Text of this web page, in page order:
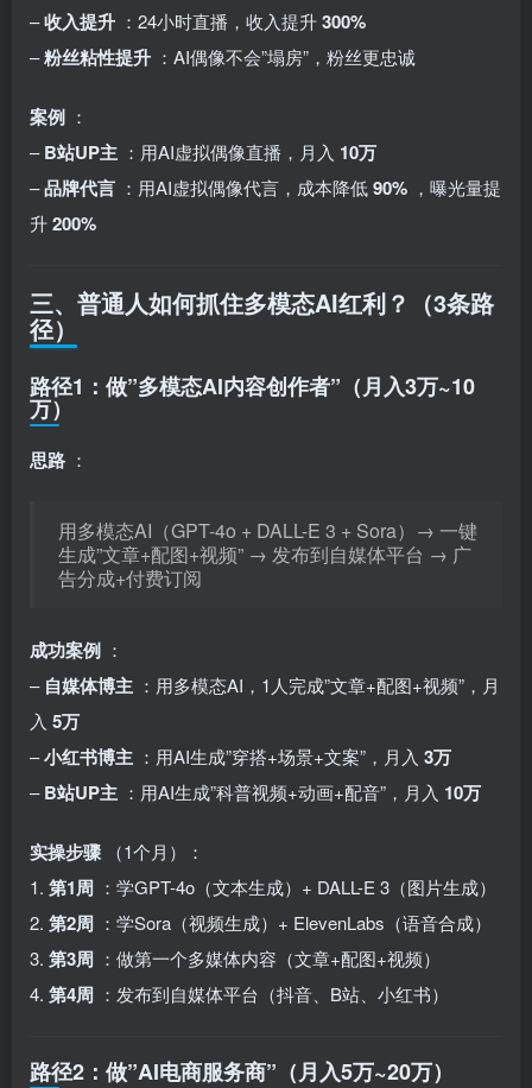
–收入提升 ：24小时直播，收入提升300%
–粉丝粘性提升 ：AI偶像不会”塌房”，粉丝更忠诚
案例 ：
–B站UP主 ：用AI虚拟偶像直播，月入 10万
–品牌代言 ：用AI虚拟偶像代言，成本降低90% ，曝光量提
升200%
三、普通人如何抓住多模态AI红利？（3条路
径）
路径1：做”多模态AI内容创作者”（月入3万~10
万）
思路 ：
用多模态AI（GPT-4o + DALL-E 3 + Sora）→ 一键
生成”文章+配图+视频” → 发布到自媒体平台 → 广
告分成+付费订阅
成功案例 ：
– 自媒体博主 ：用多模态AI，1人完成”文章+配图+视频”，月
入 5万
–小红书博主 ：用AI生成”穿搭+场景+文案”，月入 3万
–B站UP主 ：用AI生成”科普视频+动画+配音”，月入 10万
实操步骤
（1个月）：
1. 第1周 ：学GPT-4o（文本生成）+ DALL-E 3（图片生成）
2. 第2周 ：学Sora（视频生成）+ ElevenLabs（语音合成）
3. 第3周 ：做第一个多媒体内容（文章+配图+视频）
4. 第4周 ：发布到自媒体平台（抖音、B站、小红书）
路径2：做”AI电商服务商”（月入5万~20万）